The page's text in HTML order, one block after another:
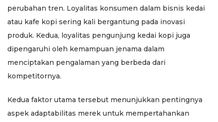
perubahan tren. Loyalitas konsumen dalam bisnis kedai
atau kafe kopi sering kali bergantung pada inovasi
produk. Kedua, loyalitas pengunjung kedai kopi juga
dipengaruhi oleh kemampuan jenama dalam
menciptakan pengalaman yang berbeda dari
kompetitornya.
Kedua faktor utama tersebut menunjukkan pentingnya
aspek adaptabilitas merek untuk mempertahankan